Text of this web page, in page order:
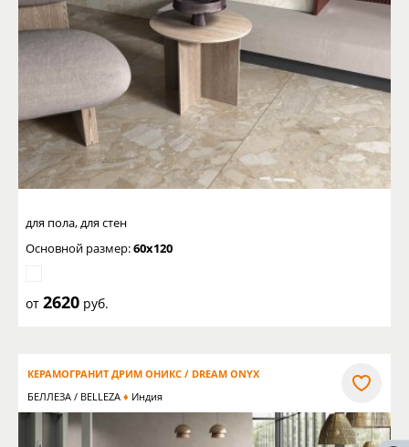
для пола, для стен
Основной размер:60x120
от 2620 руб.
КЕРАМОГРАНИТ ДРИМ ОНИКС / DREAM ONYX
БЕЛЛЕЗА / BELLEZA
Индия